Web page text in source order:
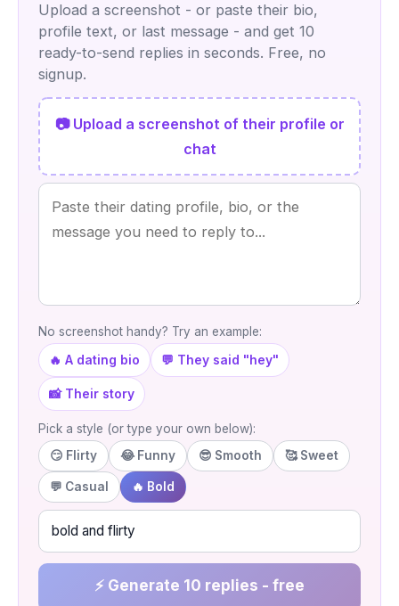
Upload a screenshot - or paste their bio,
profile text, or last message - and get 10
ready-to-send replies in seconds. Free, no
signup.
📷 Upload a screenshot of their profile or
chat
No screenshot handy? Try an example:
🔥 A dating bio 💬 They said "hey"
📸 Their story
Pick a style (or type your own below):
😏 Flirty
😂 Funny 😎 Smooth 🥰 Sweet
💬 Casual 🔥 Bold
⚡ Generate 10 replies - free